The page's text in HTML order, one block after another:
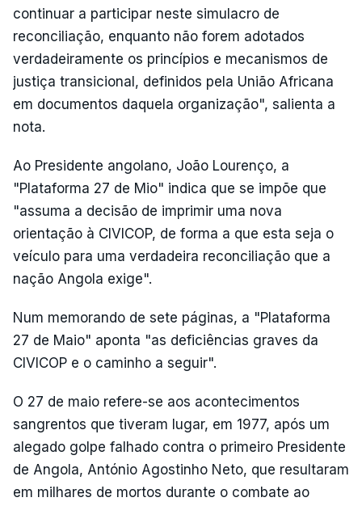
continuar a participar neste simulacro de
reconciliação, enquanto não forem adotados
verdadeiramente os princípios e mecanismos de
justiça transicional, definidos pela União Africana
em documentos daquela organização", salienta a
nota.
Ao Presidente angolano, João Lourenço, a
"Plataforma 27 de Mio" indica que se impõe que
"assuma a decisão de imprimir uma nova
orientação à CIVICOP, de forma a que esta seja o
veículo para uma verdadeira reconciliação que a
nação Angola exige".
Num memorando de sete páginas, a "Plataforma
27 de Maio" aponta "as deficiências graves da
CIVICOP e o caminho a seguir".
O 27 de maio refere-se aos acontecimentos
sangrentos que tiveram lugar, em 1977, após um
alegado golpe falhado contra o primeiro Presidente
de Angola, António Agostinho Neto, que resultaram
em milhares de mortos durante o combate ao